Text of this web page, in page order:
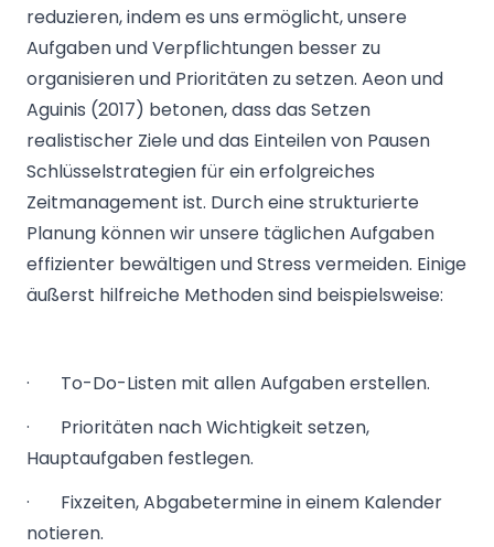
reduzieren, indem es uns ermöglicht, unsere
Aufgaben und Verpflichtungen besser zu
organisieren und Prioritäten zu setzen. Aeon und
Aguinis (2017) betonen, dass das Setzen
realistischer Ziele und das Einteilen von Pausen
Schlüsselstrategien für ein erfolgreiches
Zeitmanagement ist. Durch eine strukturierte
Planung können wir unsere täglichen Aufgaben
effizienter bewältigen und Stress vermeiden. Einige
äußerst hilfreiche Methoden sind beispielsweise:
· To-Do-Listen mit allen Aufgaben erstellen.
· Prioritäten nach Wichtigkeit setzen,
Hauptaufgaben festlegen.
· Fixzeiten, Abgabetermine in einem Kalender
notieren.